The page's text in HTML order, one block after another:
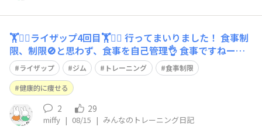
🏋️🏋️‍♀️ライザップ4回目🏋️🏋️‍♀️ 行ってまいりました！ 食事制
限、制限🚫と思わず、食事を自己管理👌 食事ですねーー
ー🤔🤔🤔頑張ろ💪 プロテインもしっかり飲んで。 #ライ
ザップ #ジム #食事制限 #食事管理 #健康的に痩せたい
ライザップ ジム トレーニング
食事制限
健康的に痩せる
2 29
miffy | 08/15 | みんなのトレーニング日記